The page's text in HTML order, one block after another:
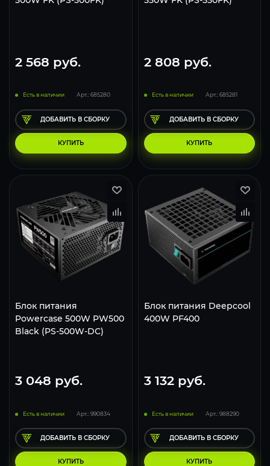
2 568 руб.
Есть в наличии Арт.: 685280
ДОБАВИТЬ В СБОРКУ
КУПИТЬ
2 808 руб.
Есть в наличии Арт.: 685281
ДОБАВИТЬ В СБОРКУ
КУПИТЬ
Блок питания
Powercase 500W PW500
Black (PS-500W-DC)
3 048 руб.
Есть в наличии Арт.: 990834
ДОБАВИТЬ В СБОРКУ
КУПИТЬ
Блок питания Deepcool
400W PF400
3 132руб.
Есть в наличии Арт.: 988290
ДОБАВИТЬ В СБОРКУ
КУПИТЬ